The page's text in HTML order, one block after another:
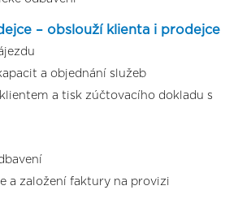
– obslouží klienta i prodejce
a objednání služeb
klientem a tisk zúčtovacího dokladu s
a založení faktury na provizi